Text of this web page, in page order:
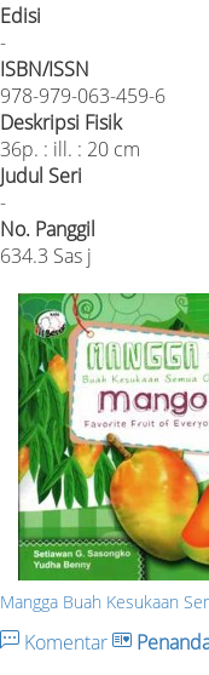
Edisi
-
ISBN/ISSN
978-979-063-459-6
Deskripsi Fisik
36p. : ill. : 20 cm
Judul Seri
-
No. Panggil
634.3 Sas j
Mangga Buah Kesukaan
Komentar